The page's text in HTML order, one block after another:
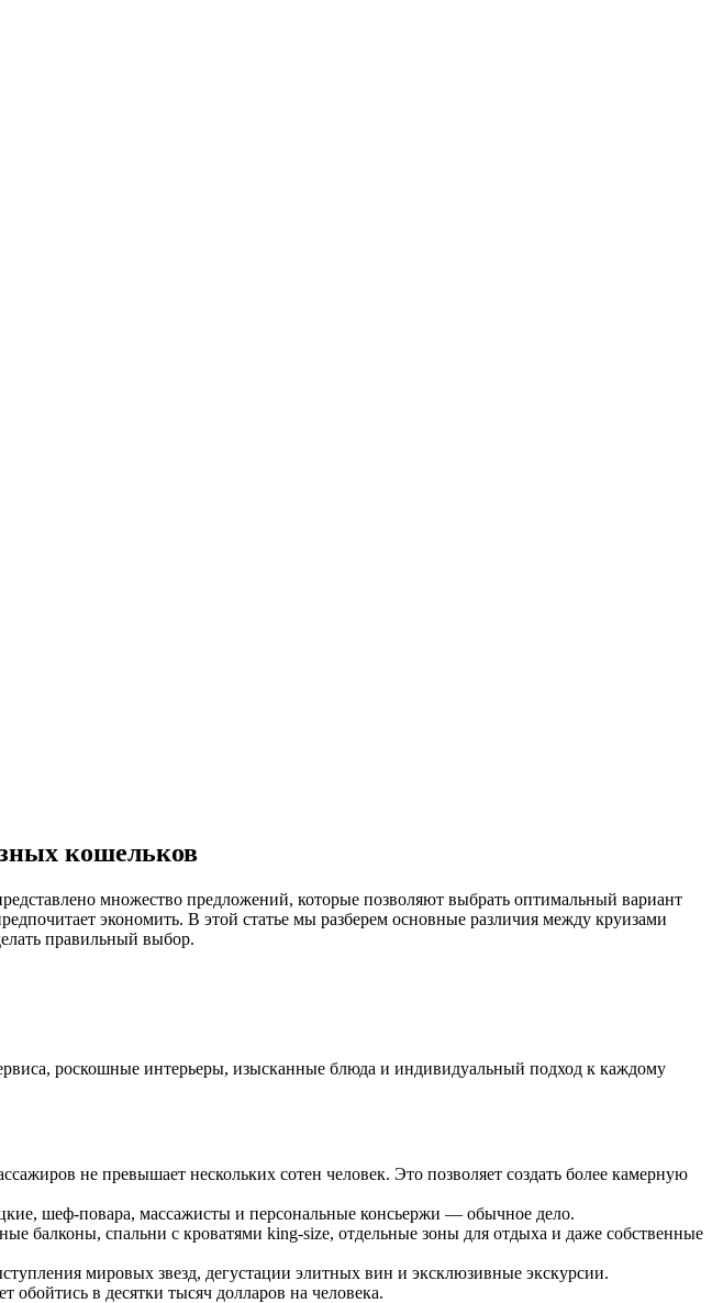
кошельков
множество предложений, которые позволяют выбрать оптимальный вариант
экономить. В этой статье мы разберем основные различия между круизами
правильный выбор.
роскошные интерьеры, изысканные блюда и индивидуальный подход к каждому
не превышает нескольких сотен человек. Это позволяет создать более камерную
шеф-повара, массажисты и персональные консьержи — обычное дело.
балконы, спальни с кроватями king-size, отдельные зоны для отдыха и даже собственные
мировых звезд, дегустации элитных вин и эксклюзивные экскурсии.
в десятки тысяч долларов на человека.